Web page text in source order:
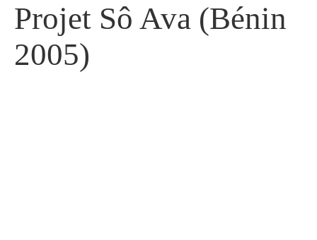
Projet Sô Ava (Bénin
2005)